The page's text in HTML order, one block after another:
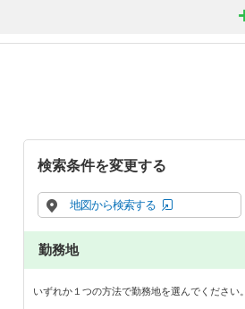
検索条件を変更する
地図から検索する
勤務地
いずれか１つの方法で勤務地を選んでください。